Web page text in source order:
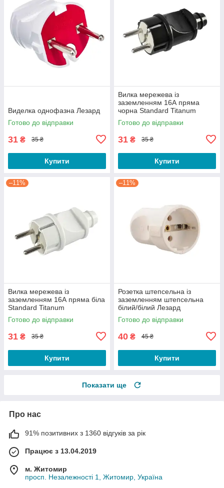
Виделка однофазна Лезард
Готово до відправки
31 ₴ 35 ₴
Купити
Вилка мережева із
заземленням 16А пряма
чорна Standard Titanum
Готово до відправки
31 ₴ 35 ₴
Купити
–11%
Вилка мережева із
заземленням 16А пряма біла
Standard Titanum
Готово до відправки
31 ₴ 35 ₴
Купити
–11%
Розетка штепсельна із
заземленням штепсельна
білий/білий Лезард
Готово до відправки
40 ₴ 45 ₴
Купити
Показати ще
Про нас
91% позитивних з 1360 відгуків за рік
Працює з 13.04.2019
м. Житомир
просп. Незалежності 1, Житомир, Україна